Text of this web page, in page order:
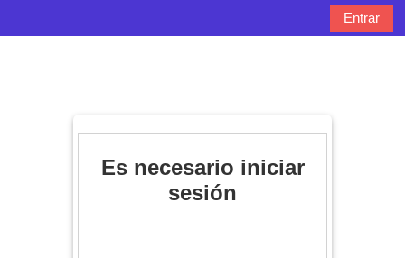
Entrar
Es necesario iniciar
sesión